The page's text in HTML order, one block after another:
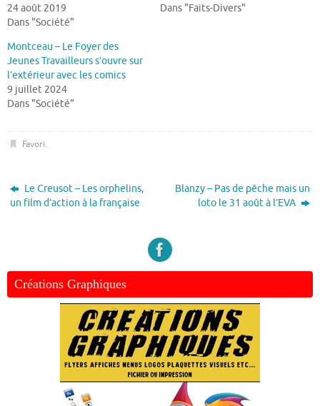
24 août 2019
Dans "Société"
Dans "Faits-Divers"
Montceau – Le Foyer des
Jeunes Travailleurs s’ouvre sur
l’extérieur avec les comics
9 juillet 2024
Dans "Société"
Favori.
Le Creusot – Les orphelins,
un film d’action à la française
Blanzy – Pas de pêche mais un
loto le 31 août à l’EVA
Créations Graphiques